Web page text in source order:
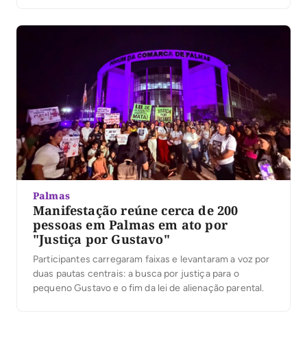
Palmas
Manifestação reúne cerca de 200
pessoas em Palmas em ato por
"Justiça por Gustavo"
Participantes carregaram faixas e levantaram a voz por
duas pautas centrais: a busca por justiça para o
pequeno Gustavo e o fim da lei de alienação parental.